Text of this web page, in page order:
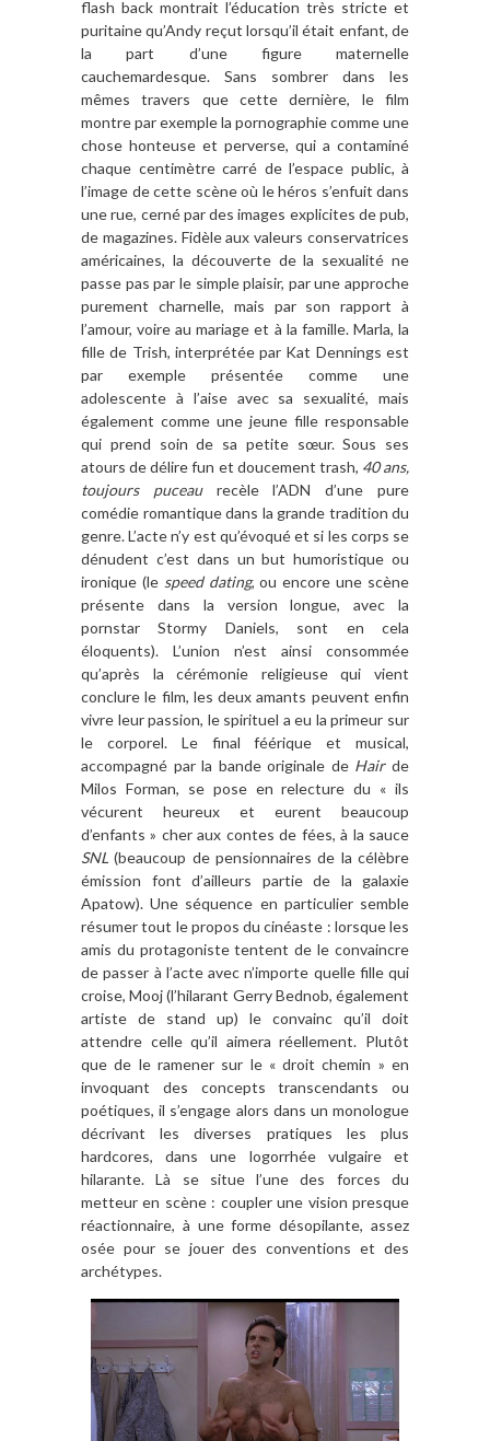
flash back montrait l’éducation très stricte et
puritaine qu’Andy reçut lorsqu’il était enfant, de
la part d’une figure maternelle
cauchemardesque. Sans sombrer dans les
mêmes travers que cette dernière, le film
montre par exemple la pornographie comme une
chose honteuse et perverse, qui a contaminé
chaque centimètre carré de l’espace public, à
l’image de cette scène où le héros s’enfuit dans
une rue, cerné par des images explicites de pub,
de magazines. Fidèle aux valeurs conservatrices
américaines, la découverte de la sexualité ne
passe pas par le simple plaisir, par une approche
purement charnelle, mais par son rapport à
l’amour, voire au mariage et à la famille. Marla, la
fille de Trish, interprétée par Kat Dennings est
par exemple présentée comme une
adolescente à l’aise avec sa sexualité, mais
également comme une jeune fille responsable
qui prend soin de sa petite sœur. Sous ses
atours de délire fun et doucement trash, 40 ans,
toujours puceaurecèle l’ADN d’une pure
comédie romantique dans la grande tradition du
genre. L’acte n’y est qu’évoqué et si les corps se
dénudent c’est dans un but humoristique ou
ironique (le speed dating, ou encore une scène
présente dans la version longue, avec la
pornstar Stormy Daniels, sont en cela
éloquents). L’union n’est ainsi consommée
qu’après la cérémonie religieuse qui vient
conclure le film, les deux amants peuvent enfin
vivre leur passion, le spirituel a eu la primeur sur
le corporel. Le final féérique et musical,
accompagné par la bande originale de Hairde
Milos Forman, se pose en relecture du « ils
vécurent heureux et eurent beaucoup
d’enfants» cher aux contes de fées,à la sauce
SNL (beaucoup de pensionnaires de la célèbre
émission font d’ailleurs partie de la galaxie
Apatow). Une séquence en particulier semble
résumer tout le propos du cinéaste : lorsque les
amis du protagoniste tentent de le convaincre
de passer à l’acte avec n’importe quelle fille qui
croise, Mooj (l’hilarant Gerry Bednob,également
artiste de stand up) le convainc qu’il doit
attendre celle qu’il aimera réellement. Plutôt
que de le ramener sur le « droit chemin »en
invoquant des concepts transcendants ou
poétiques, il s’engage alors dans un monologue
décrivant les diverses pratiques les plus
hardcores, dans une logorrhée vulgaire et
hilarante. Là se situe l’une des forces du
metteur en scène : coupler une vision presque
réactionnaire, à une forme désopilante, assez
osée pour se jouer des conventions et des
archétypes.